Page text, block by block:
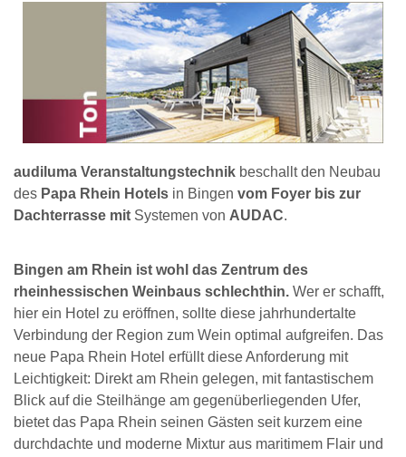
audiluma Veranstaltungstechnik beschallt den Neubau
des Papa Rhein Hotels in Bingen vom Foyer bis zur
Dachterrasse mit Systemen von AUDAC.
Bingen am Rhein ist wohl das Zentrum des
rheinhessischen Weinbaus schlechthin. Wer er schafft,
hier ein Hotel zu eröffnen, sollte diese jahrhundertalte
Verbindung der Region zum Wein optimal aufgreifen. Das
neue Papa Rhein Hotel erfüllt diese Anforderung mit
Leichtigkeit: Direkt am Rhein gelegen, mit fantastischem
Blick auf die Steilhänge am gegenüberliegenden Ufer,
bietet das Papa Rhein seinen Gästen seit kurzem eine
durchdachte und moderne Mixtur aus maritimem Flair und